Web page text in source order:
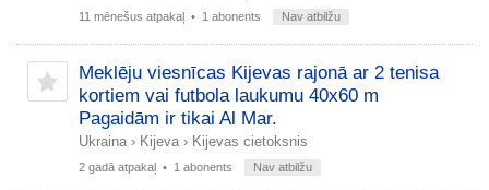
11 mēnešus atpakaļ • 1 abonents Nav atbilžu
Meklēju viesnīcas Kijevas rajonā ar 2 tenisa
kortiem vai futbola laukumu 40x60 m
Pagaidām ir tikai Al Mar.
Ukraina › Kijeva › Kijevas cietoksnis
2 gadā atpakaļ • 1 abonents Nav atbilžu